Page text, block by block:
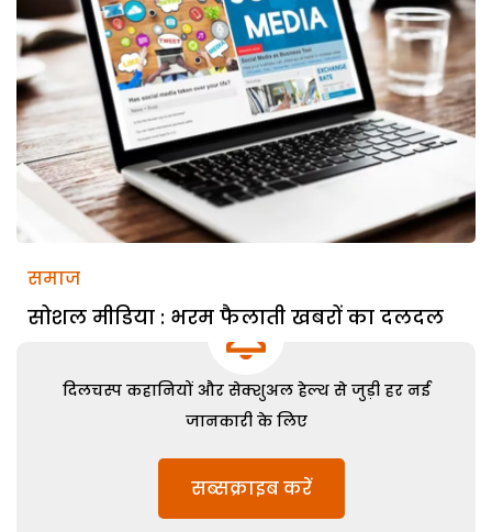
समाज
सोशल मीडिया : भरम फैलाती खबरों का दलदल
दिलचस्प कहानियों और सेक्शुअल हेल्थ से जुड़ी हर नई
जानकारी के लिए
सब्सक्राइब करें